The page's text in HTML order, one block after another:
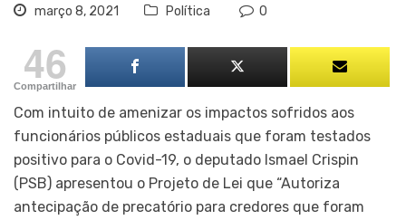
março 8, 2021 Política 0
46
Compartilhar
Com intuito de amenizar os impactos sofridos aos
funcionários públicos estaduais que foram testados
positivo para o Covid-19, o deputado Ismael Crispin
(PSB) apresentou o Projeto de Lei que “Autoriza
antecipação de precatório para credores que foram